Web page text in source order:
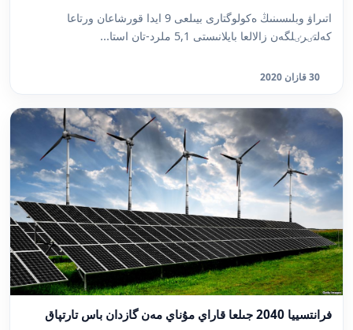
اتىراۋ وبلىسىنىڭ ەكولوگتارى بيىلعى 9 ايدا قورشاعان ورتاعا
كەلتٸرٸلگەن زالالعا بايلانىستى 5,1 ملرد-تان استا...
30 قازان 2020
فرانتسييا 2040 جىلعا قاراي مۇناي مەن گازدان باس تارتپاق